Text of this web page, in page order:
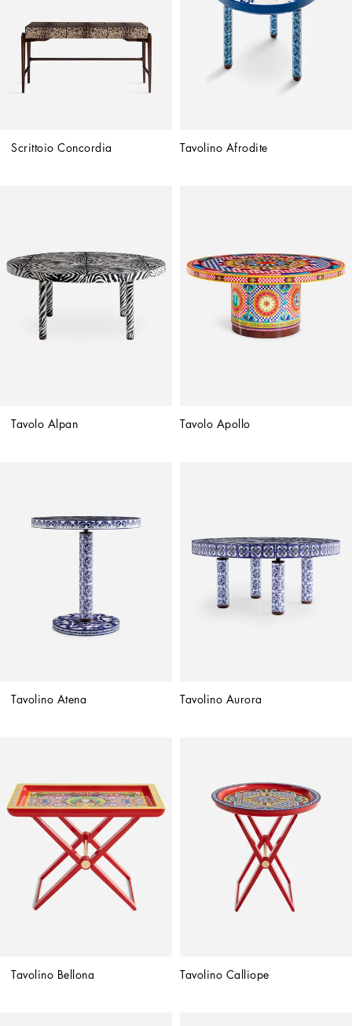
Scrittoio Concordia Tavolino Afrodite
Tavolo Alpan Tavolo Apollo
Tavolino Atena Tavolino Aurora
Tavolino Bellona Tavolino Calliope